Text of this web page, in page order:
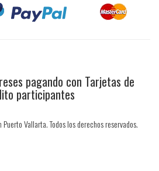
pagando con Tarjetas de
participantes
Vallarta. Todos los derechos reservados.